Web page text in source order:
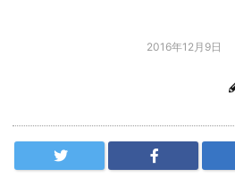
2016年12月9日